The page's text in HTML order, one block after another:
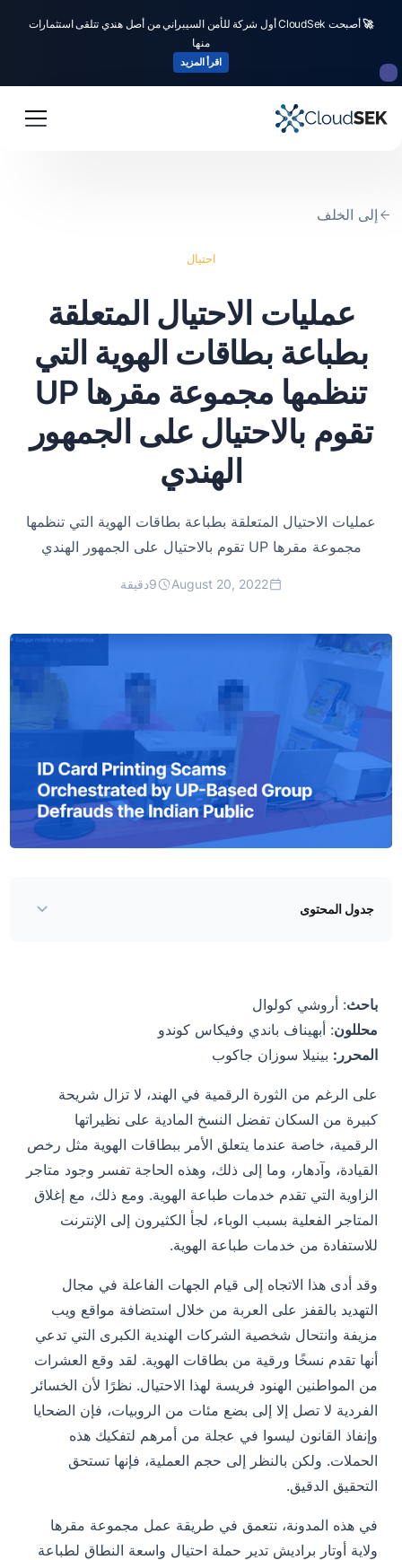
🚀
أصبحت CloudSek أول شركة للأمن السيبراني من أصل هندي تتلقى استثمارات
منها
اقرأ المزيد
إلى الخلف
احتيال
عمليات الاحتيال المتعلقة
بطباعة بطاقات الهوية التي
تنظمها مجموعة مقرها UP
تقوم بالاحتيال على الجمهور
الهندي
عمليات الاحتيال المتعلقة بطباعة بطاقات الهوية التي تنظمها
مجموعة مقرها UP تقوم بالاحتيال على الجمهور الهندي
August 20, 2022
9دقيقة
جدول المحتوى
ارتفاع عمليات الاحتيال في خدمة الطباعة في الهند
تحقيق CloudSek في عمليات الاحتيال المتعلقة بطباعة الهوية
جذب الضحايا إلى المجالات الخبيثة
نظرة عامة على الحملة
تحليل مفصل للنطاقات المزيفة المكتشفة
تم الكشف عن أرقام خدمة العملاء المزيفة
تأثير الاحتيال
تدابير التخفيف
المراجع
الملحق
باحث: أروشي كولوال
محللون: أبهيناف باندي وفيكاس كوندو
المحرر: بينيلا سوزان جاكوب
على الرغم من الثورة الرقمية في الهند، لا تزال شريحة
كبيرة من السكان تفضل النسخ المادية على نظيراتها
الرقمية، خاصة عندما يتعلق الأمر ببطاقات الهوية مثل رخص
القيادة، وآدهار، وما إلى ذلك، وهذه الحاجة تفسر وجود متاجر
الزاوية التي تقدم خدمات طباعة الهوية. ومع ذلك، مع إغلاق
المتاجر الفعلية بسبب الوباء، لجأ الكثيرون إلى الإنترنت
للاستفادة من خدمات طباعة الهوية.
وقد أدى هذا الاتجاه إلى قيام الجهات الفاعلة في مجال
التهديد بالقفز على العربة من خلال استضافة مواقع ويب
مزيفة وانتحال شخصية الشركات الهندية الكبرى التي تدعي
أنها تقدم نسخًا ورقية من بطاقات الهوية. لقد وقع العشرات
من المواطنين الهنود فريسة لهذا الاحتيال. نظرًا لأن الخسائر
الفردية لا تصل إلا إلى بضع مئات من الروبيات، فإن الضحايا
وإنفاذ القانون ليسوا في عجلة من أمرهم لتفكيك هذه
الحملات. ولكن بالنظر إلى حجم العملية، فإنها تستحق
التحقيق الدقيق.
في هذه المدونة، نتعمق في طريقة عمل مجموعة مقرها
ولاية أوتار براديش تدير حملة احتيال واسعة النطاق لطباعة